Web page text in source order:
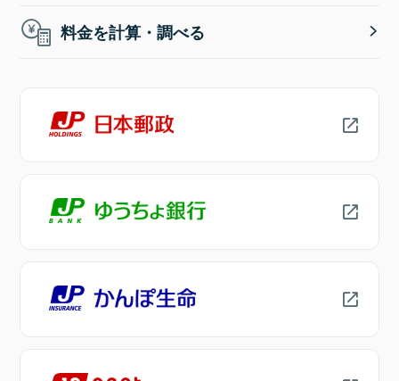
料金を計算・調べる